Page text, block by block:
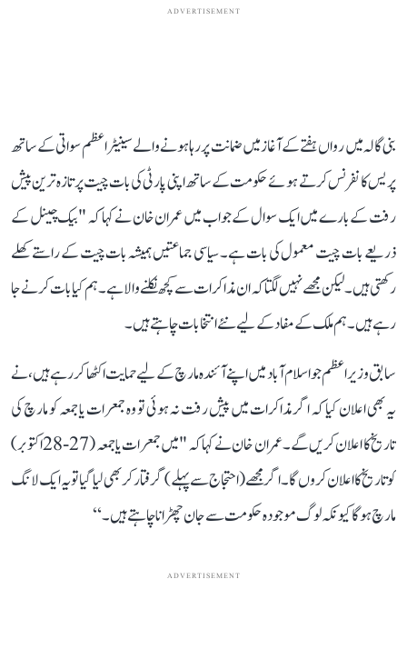
ADVERTISEMENT
بنی گالہ میں رواں ہفتے کے آغاز میں ضمانت پر رہا ہونے والے سینیٹر اعظم سواتی کے ساتھ
پریس کانفرنس کرتے ہوئے حکومت کے ساتھ اپنی پارٹی کی بات چیت پر تازہ ترین پیش
رفت کے بارے میں ایک سوال کے جواب میں عمران خان نے کہا کہ "بیک چینل کے
ذریعے بات چیت معمول کی بات ہے۔ سیاسی جماعتیں ہمیشہ بات چیت کے راستے کھلے
رکھتی ہیں۔ لیکن مجھے نہیں لگتا کہ ان مذاکرات سے کچھ نکلنے والا ہے۔ ہم کیا بات کرنے جا
رہے ہیں۔ ہم ملک کے مفاد کے لیے نئے انتخابات چاہتے ہیں۔
سابق وزیراعظم جو اسلام آباد میں اپنے آئندہ مارچ کے لیے حمایت اکٹھا کر رہے ہیں، نے
یہ بھی اعلان کیا کہ اگر مذاکرات میں پیش رفت نہ ہوئی تو وہ جمعرات یا جمعہ کو مارچ کی
تاریخ کا اعلان کریں گے۔ عمران خان نے کہا کہ "میں جمعرات یا جمعہ (27-28 اکتوبر)
کو تاریخ کا اعلان کروں گا۔ اگر مجھے (احتجاج سے پہلے) گرفتار کر بھی لیا گیا تو یہ ایک لانگ
مارچ ہوگا کیونکہ لوگ موجودہ حکومت سے جان چھڑانا چاہتے ہیں۔‘‘
ADVERTISEMENT